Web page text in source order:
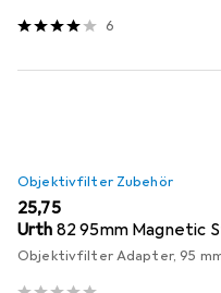
6
Objektivfilter Zubehör
EUR
25,75
Urth 82 95mm Magnetic
Objektivfilter Adapter, 95